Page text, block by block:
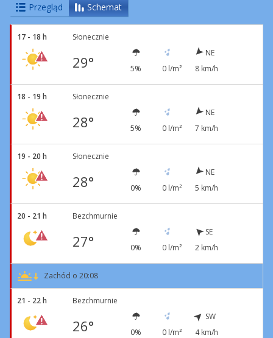
Przegląd Schemat
17 - 18 h Słonecznie
29° 5% 0 l/m²
NE
8 km/h
18 - 19 h Słonecznie
28° 5% 0 l/m²
NE
7 km/h
19 - 20 h Słonecznie
28° 0% 0 l/m²
NE
5 km/h
20 - 21 h Bezchmurnie
27° 0% 0 l/m²
SE
2 km/h
Zachód o 20:08
21 - 22 h Bezchmurnie
26° 0% 0 l/m²
SW
4 km/h